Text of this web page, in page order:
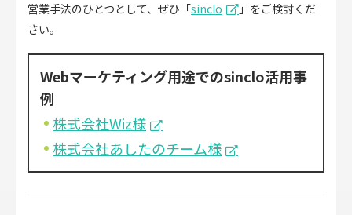
営業手法のひとつとして、ぜひ「sinclo
」をご検討くだ
さい。
Webマーケティング用途でのsinclo活用事
例
株式会社Wiz様
株式会社あしたのチーム様